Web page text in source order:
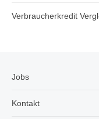
Verbraucherkredit
Jobs
Kontakt